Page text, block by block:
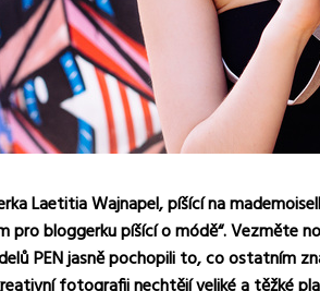
Laetitia Wajnapel, píšící na
bloggerku píšící o módě“. Vezměte
PEN jasně pochopili to, co ostatním